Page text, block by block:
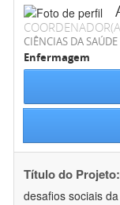
CIÊNCIAS DA SAÚDE
Enfermagem
Título do Projeto:
desafios sociais